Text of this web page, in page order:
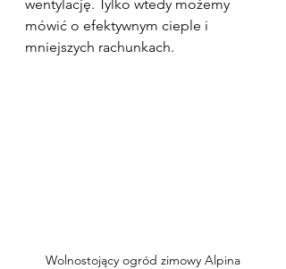
wentylację. Tylko wtedy możemy
mówić o efektywnym cieple i
mniejszych rachunkach.
Wolnostojący ogród zimowy Alpina